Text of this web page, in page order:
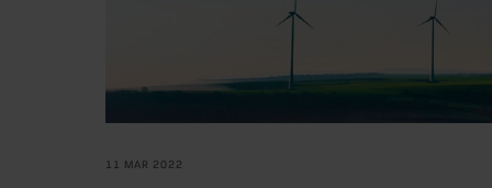
11 MAR 2022